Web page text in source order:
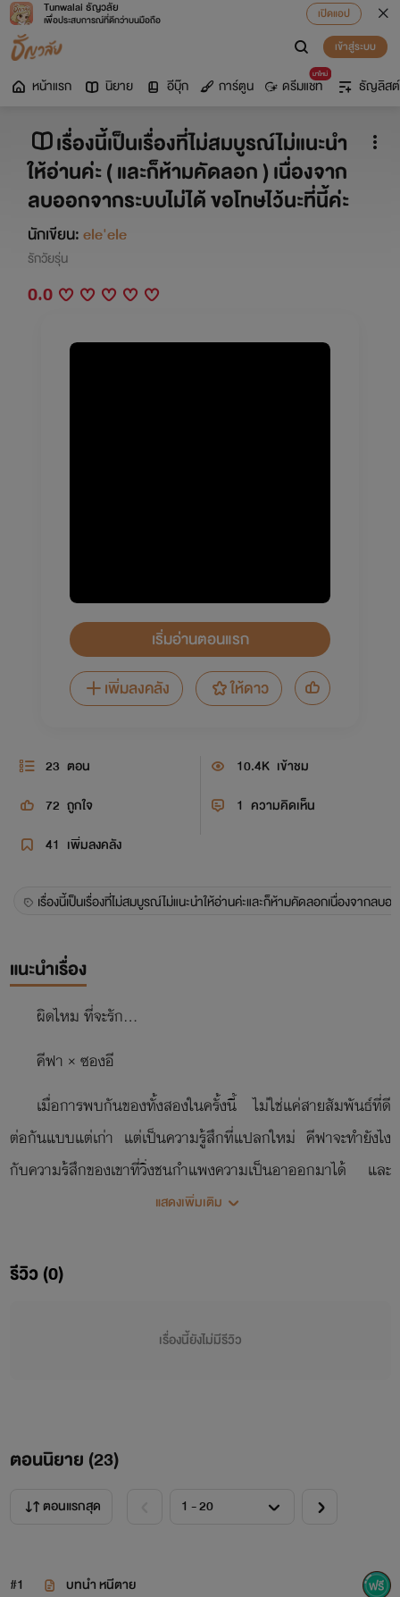
Tunwalai ธัญวลัย
เพื่อประสบการณ์ที่ดีกว่าบนมือถือ
เปิดแอป
เข้าสู่ระบบ
หน้าแรก นิยาย อีบุ๊ก การ์ตูน
มาใหม่
ดรีมแชท ธัญลิสต์
เรื่องนี้เป็นเรื่องที่ไม่สมบูรณ์ไม่แนะนำ
ให้อ่านค่ะ ( และก็ห้ามคัดลอก ) เนื่องจาก
ลบออกจากระบบไม่ได้ ขอโทษไว้นะที่นี้ค่ะ
นักเขียน:ele'ele
รักวัยรุ่น
0.0
เริ่มอ่านตอนแรก
เพิ่มลงคลัง
ให้ดาว
23 ตอน 10.4K เข้าชม
72 ถูกใจ 1 ความคิดเห็น
41 เพิ่มลงคลัง
เรื่องนี้เป็นเรื่องที่ไม่สมบูรณ์ไม่แนะนำให้อ่านค่ะและก็ห้ามคัดลอกเนื่องจากลบอ
แนะนำเรื่อง
ผิดไหม ที่จะรัก...
คีฟา × ซองอี
เมื่อการพบกันของทั้งสองในครั้งนี้ ไม่ใช่แค่สายสัมพันธ์ที่ดี
ต่อกันแบบแต่เก่า แต่เป็นความรู้สึกที่แปลกใหม่ คีฟาจะทำยังไง
กับความรู้สึกของเขาที่วิ่งชนกำแพงความเป็นอาออกมาได้ และ
ซองอีที่เหมือนจะรู้สึกตัวช้าว่าตัวเองรู้สึกแปลกใหม่กับอาของเธอ
พ่อเลี้ยงซึ่งเป็นพี่ชายของคุณอา คุณแม่ผู้ที่ตนโกรธมาโดย
สมหวังและเป็นไปได้ในสายตาของทุกคน
แสดงเพิ่มเติม
รีวิว (0)
เรื่องนี้ยังไม่มีรีวิว
ตอนนิยาย (23)
ตอนแรกสุด
#1 บทนำ หนีตาย